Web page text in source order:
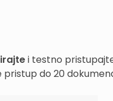
i testno
do 20